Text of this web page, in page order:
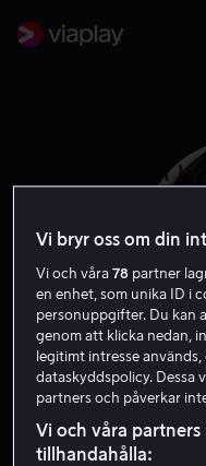
Amy
Vi bryr oss om din
Vi och våra78 partner
en enhet, som unika ID i
personuppgifter. Du kan
genom att klicka nedan,
legitimt intresse
dataskyddspolicy. Dessa
partners och påverkar
Vi och våra
tillhandahålla: